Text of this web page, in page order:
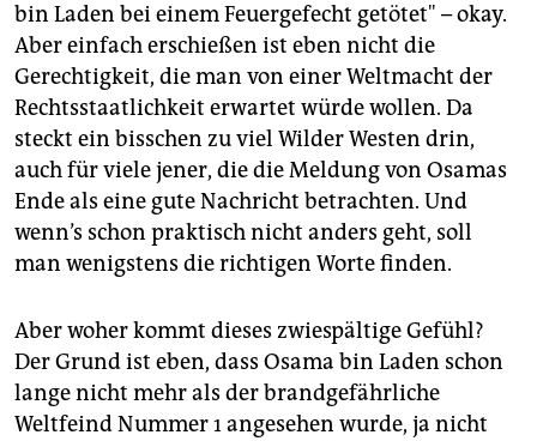
bin Laden bei einem Feuergefecht getötet" – okay.
Aber einfach erschießen ist eben nicht die
Gerechtigkeit, die man von einer Weltmacht der
Rechtsstaatlichkeit erwartet würde wollen. Da
steckt ein bisschen zu viel Wilder Westen drin,
auch für viele jener, die die Meldung von Osamas
Ende als eine gute Nachricht betrachten. Und
wenn’s schon praktisch nicht anders geht, soll
man wenigstens die richtigen Worte finden.
Aber woher kommt dieses zwiespältige Gefühl?
Der Grund ist eben, dass Osama bin Laden schon
lange nicht mehr als der brandgefährliche
Weltfeind Nummer 1 angesehen wurde, ja nicht